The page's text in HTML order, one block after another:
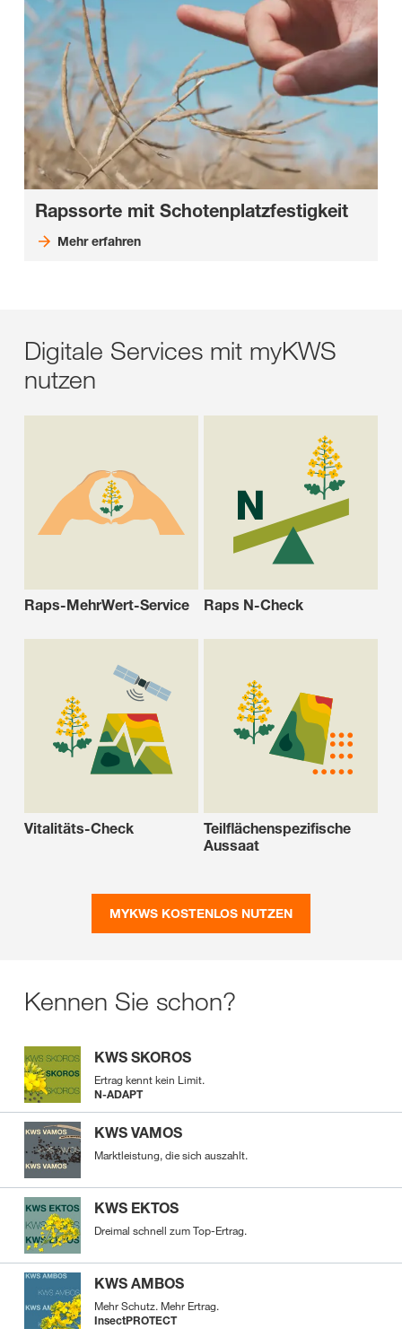
Rapssorte mit Schotenplatzfestigkeit
Mehr erfahren
Digitale Services mit myKWS
nutzen
Raps-MehrWert-Service Raps N-Check
Vitalitäts-Check
Teilflächenspezifische
Aussaat
MYKWS KOSTENLOS NUTZEN
Kennen Sie schon?
KWS SKOROS
Ertrag kennt kein Limit.
N-ADAPT
KWS VAMOS
Marktleistung, die sich auszahlt.
KWS EKTOS
Dreimal schnell zum Top-Ertrag.
KWS AMBOS
Mehr Schutz. Mehr Ertrag.
InsectPROTECT